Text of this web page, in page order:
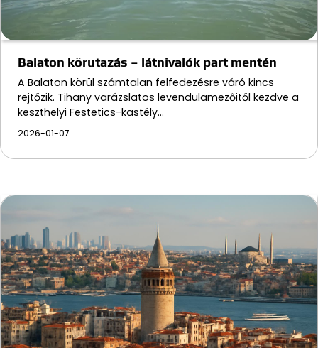
Balaton körutazás – látnivalók part mentén
A Balaton körül számtalan felfedezésre váró kincs
rejtőzik. Tihany varázslatos levendulamezőitől kezdve a
keszthelyi Festetics-kastély…
2026-01-07